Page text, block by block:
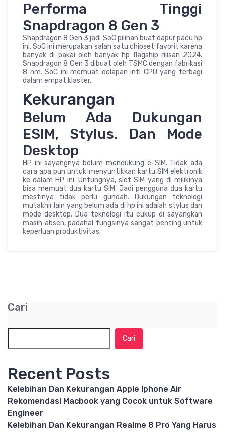
Performa Tinggi
Snapdragon 8 Gen 3
Snapdragon 8 Gen 3 jadi SoC pilihan buat dapur pacu hp
ini. SoC ini merupakan salah satu chipset favorit karena
banyak di pakai oleh banyak hp flagship rilisan 2024.
Snapdragon 8 Gen 3 dibuat oleh TSMC dengan fabrikasi
8 nm. SoC ini memuat delapan inti CPU yang terbagi
dalam empat klaster.
Kekurangan
Belum Ada Dukungan
ESIM, Stylus. Dan Mode
Desktop
HP ini sayangnya belum mendukung e-SIM. Tidak ada
cara apa pun untuk menyuntikkan kartu SIM elektronik
ke dalam HP ini. Untungnya, slot SIM yang di milikinya
bisa memuat dua kartu SIM. Jadi pengguna dua kartu
mestinya tidak perlu gundah. Dukungan teknologi
mutakhir lain yang belum ada di hp ini adalah stylus dan
mode desktop. Dua teknologi itu cukup di sayangkan
masih absen, padahal fungsinya sangat penting untuk
keperluan produktivitas.
Cari
Cari
Recent Posts
Kelebihan Dan Kekurangan Apple Iphone Air
Rekomendasi Macbook yang Cocok untuk Software
Engineer
Kelebihan Dan Kekurangan Realme 8 Pro Yang Harus